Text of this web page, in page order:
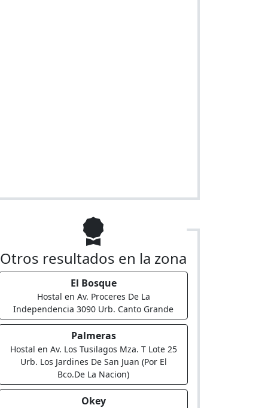
Otros resultados en la zona
El Bosque
Hostal en Av. Proceres De La
Independencia 3090 Urb. Canto Grande
Palmeras
Hostal en Av. Los Tusilagos Mza. T Lote 25
Urb. Los Jardines De San Juan (Por El
Bco.De La Nacion)
Okey